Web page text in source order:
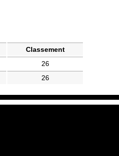
Classement
26
26